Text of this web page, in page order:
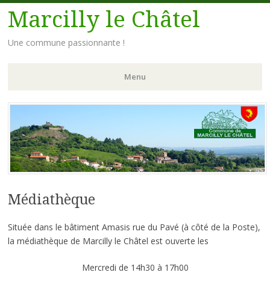
Marcilly le Châtel
Une commune passionnante !
Menu
Aller
contenu
principal
Médiathèque
Située dans le bâtiment Amasis rue du Pavé (à côté de la Poste),
la médiathèque de Marcilly le Châtel est ouverte les
Mercredi de 14h30 à 17h00